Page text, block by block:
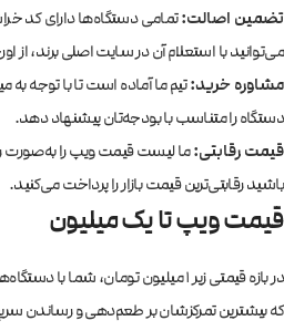
تضمین اصالت:
می‌توانید با استعلام آن در سایت اصلی برند،
مشاوره خرید:تیم ما آماده است تا با توجه
دستگاه را متناسب با بودجه‌تان پیشنهاد دهد.
قیمت رقابتی:ما لیست قیمت ویپ را به‌صورت
باشید رقابتی‌ترین قیمت بازار را پرداخت می‌کنید.
قیمت ویپ تا یک میلیون
در بازه قیمتی زیر ۱ میلیون تومان،
که بیشترین تمرکزشان بر طعم‌دهی و رساندن